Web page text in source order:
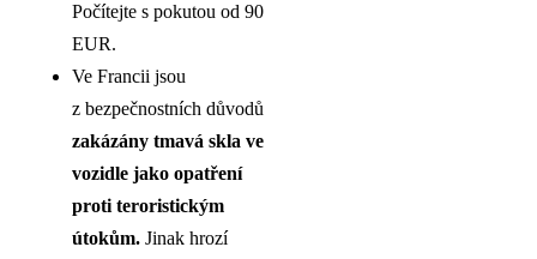
Počítejte s pokutou od 90
EUR.
Ve Francii jsou
z bezpečnostních důvodů
zakázány tmavá skla ve
vozidle jako opatření
proti teroristickým
útokům. Jinak hrozí